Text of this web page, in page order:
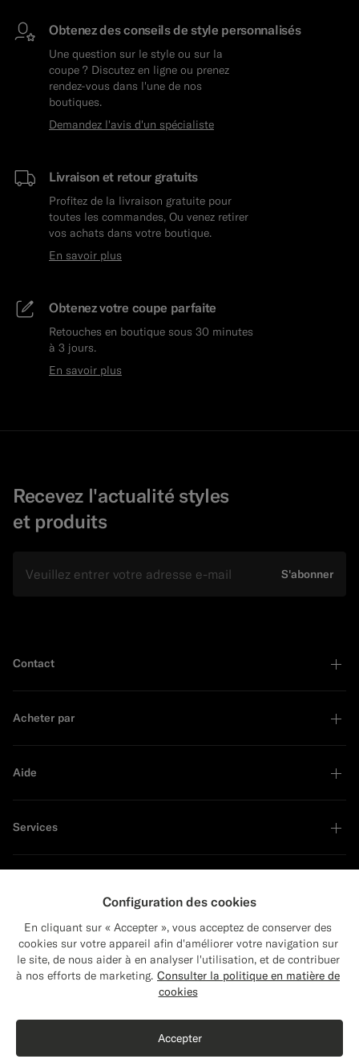
Acheter le look
Obtenez des conseils de style personnalisés
Une question sur le style ou sur la
coupe ? Discutez en ligne ou prenez
rendez-vous dans l'une de nos
boutiques.
Demandez l'avis d'un spécialiste
Livraison et retour gratuits
Profitez de la livraison gratuite pour
toutes les commandes, Ou venez retirer
vos achats dans votre boutique.
En savoir plus
Obtenez votre coupe parfaite
Retouches en boutique sous 30 minutes
à 3 jours.
En savoir plus
Recevez l'actualité styles
et produits
S'abonner
Contact
Acheter par
Aide
Services
Leader en développement durable Close
Expédition vers : États-Unis ?
Mettez à jour votre adresse pour voir les
pour vous.
États-Unis(USD)
Configuration des cookies
En cliquant sur « Accepter », vous acceptez de conserver des
cookies sur votre appareil afin d'améliorer votre navigation sur
le site, de nous aider à en analyser l'utilisation, et de contribuer
à nos efforts de marketing. Consulter la politique en matière de
cookies
Accepter